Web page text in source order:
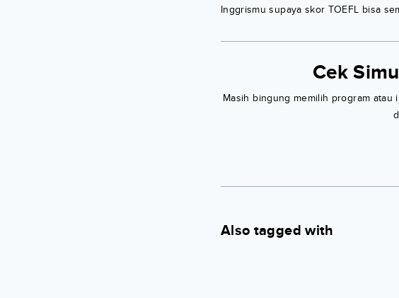
Inggrismu supaya skor TOEFL bisa
Cek
Masih bingung memilih program atau
Also tagged with